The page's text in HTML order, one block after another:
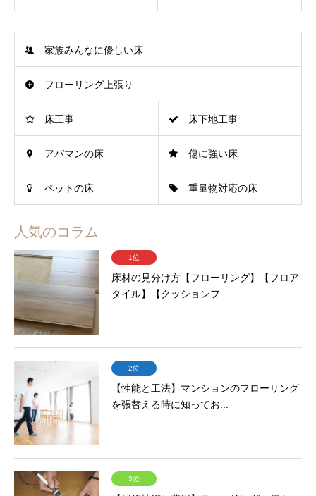
家族みんなに優しい床
フローリング上張り
床工事 床下地工事
アパマンの床 傷に強い床
ペットの床 重量物対応の床
人気のコラム
1位
床材の見分け方【フローリング】【フロア
タイル】【クッションフ...
2位
【性能と工法】マンションのフローリング
を張替える時に知ってお...
3位